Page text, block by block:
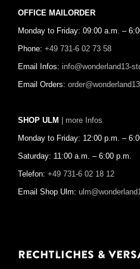
OFFICE MAILORDER
Monday to Friday: 09:00 a.m. –
Phone: +49 731-6 02 73 58
Email Infos: info@wonderland13-
Email Orders:
SHOP ULM | more Infos
Monday to Friday: 12:00 p.m. –
Saturday: 11:00 a.m. – 6:00 p.m.
Telefon: +49 731-6 02 18 12
Email Shop Ulm:
Rechtliches &